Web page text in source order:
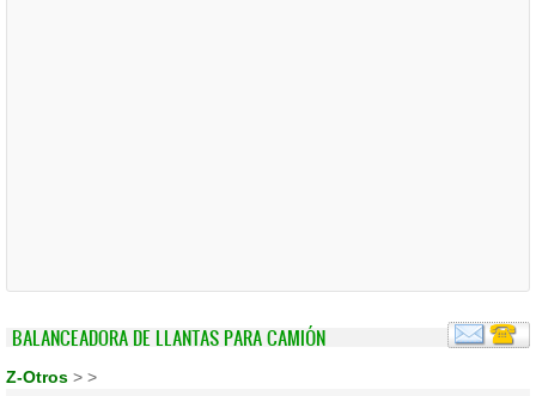
BALANCEADORA DE LLANTAS PARA CAMIÓN
Z-Otros > >